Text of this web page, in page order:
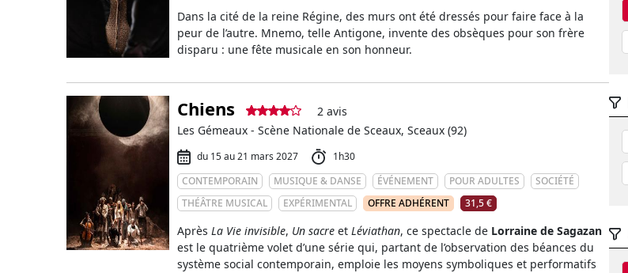
Dans la cité de la reine Régine, des murs ont été dressés pour faire face à la
peur de l’autre. Mnemo, telle Antigone, invente des obsèques pour son frère
disparu : une fête musicale en son honneur.
Chiens
2 avis
Les Gémeaux - Scène Nationale de Sceaux, Sceaux (92)
du 15 au 21 mars 2027
1h30
CONTEMPORAIN
MUSIQUE & DANSE ÉVÉNEMENT POUR ADULTES
SOCIÉTÉ
THÉÂTRE MUSICAL
EXPÉRIMENTAL OFFRE ADHÉRENT 31,5 €
Après La Vie invisible, Un sacre et Léviathan, ce spectacle de Lorraine de Sagazan
est le quatrième volet d’une série qui, partant de l’observation des béances du
système social contemporain, emploie les moyens symboliques et performatifs